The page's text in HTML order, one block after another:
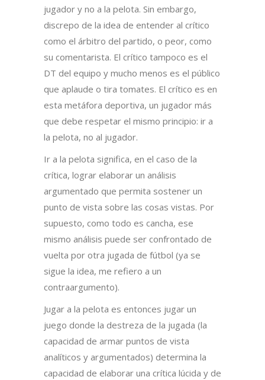
jugador y no a la pelota. Sin embargo,
discrepo de la idea de entender al crítico
como el árbitro del partido, o peor, como
su comentarista. El crítico tampoco es el
DT del equipo y mucho menos es el público
que aplaude o tira tomates. El crítico es en
esta metáfora deportiva, un jugador más
que debe respetar el mismo principio: ir a
la pelota, no al jugador.
Ir a la pelota significa, en el caso de la
crítica, lograr elaborar un análisis
argumentado que permita sostener un
punto de vista sobre las cosas vistas. Por
supuesto, como todo es cancha, ese
mismo análisis puede ser confrontado de
vuelta por otra jugada de fútbol (ya se
sigue la idea, me refiero a un
contraargumento).
Jugar a la pelota es entonces jugar un
juego donde la destreza de la jugada (la
capacidad de armar puntos de vista
analíticos y argumentados) determina la
capacidad de elaborar una crítica lúcida y de